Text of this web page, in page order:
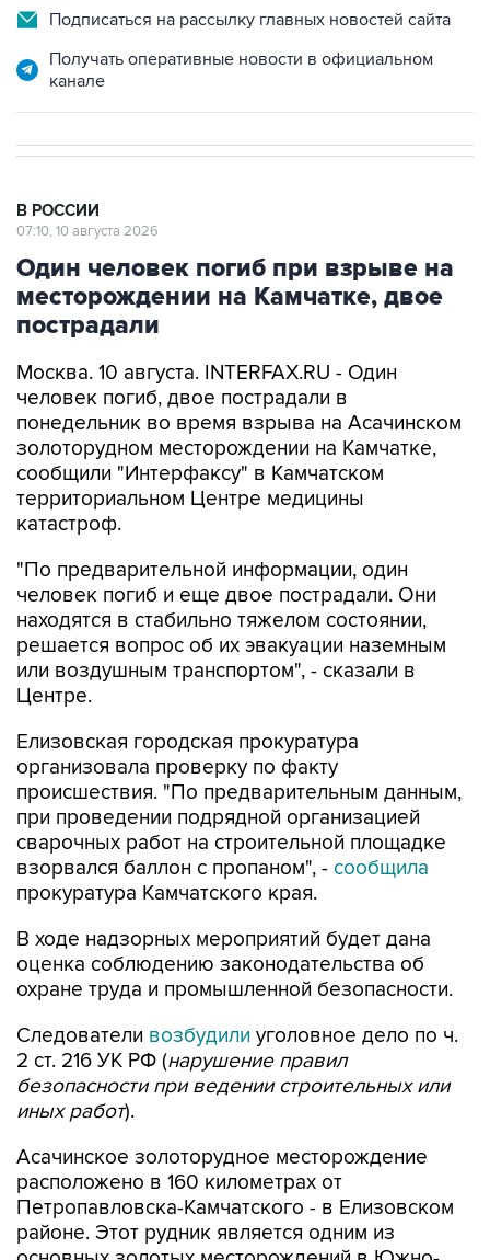
Получать оперативные новости в официальном
Один человек погиб при взрыве на
месторождении на Камчатке, двое
пострадали
Москва. 10 августа. INTERFAX.RU - Один
понедельник во время взрыва на Асачинском
золоторудном месторождении на Камчатке,
сообщили "Интерфаксу" в Камчатском
территориальном Центре медицины
катастроф.
"По предварительной информации, один
находятся в стабильно тяжелом состоянии,
решается вопрос об их эвакуации наземным
или воздушным транспортом", - сказали в
Центре.
Елизовская городская прокуратура
происшествия. "По предварительным данным,
при проведении подрядной организацией
сварочных работ на строительной площадке
взорвался баллон с пропаном", -сообщила
прокуратура Камчатского края.
В ходе надзорных мероприятий будет дана
охране труда и промышленной безопасности.
Следователи возбудилиуголовное дело по ч.
безопасности при ведении строительных или
иных работ ).
Асачинское золоторудное месторождение
Петропавловска-Камчатского - в Елизовском
районе. Этот рудник является одним из
основных золотых месторождений в Южно-
Камчатском районе.